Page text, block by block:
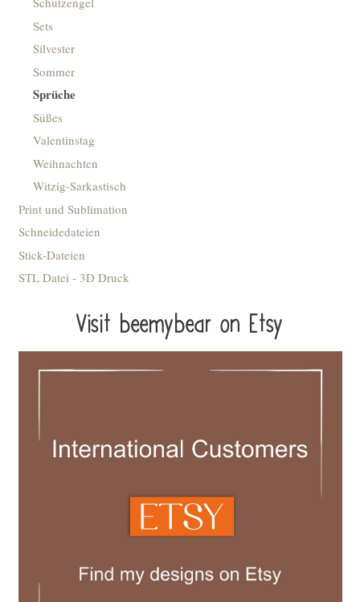
Sets
Silvester
Sommer
Sprüche
Süßes
Valentinstag
Weihnachten
Witzig-Sarkastisch
Print und Sublimation
Schneidedateien
Stick-Dateien
STL Datei - 3D Druck
Visit beemybear on Etsy